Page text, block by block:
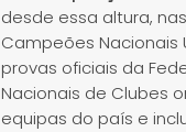
desde essa altura,
Campeões Nacionais
provas oficiais da
Nacionais de Clubes
equipas do país e